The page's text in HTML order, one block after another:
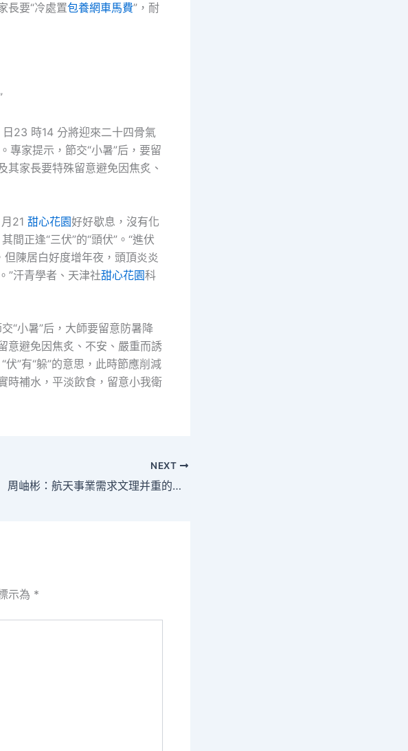
長要“冷處置包養網車馬費”，耐
日23 時14 分將迎來二十四骨氣
專家提示，節交“小暑”后，要留
其家長要特殊留意避免因焦炙、
21 甜心花園好好歇息，沒有化
其間正逢“三伏”的“頭伏”。“進伏
陳居白好度增年夜，頭頂炎炎
”汗青學者、天津社甜心花園科
“小暑”后，大師要留意防暑降
意避免因焦炙、不安、嚴重而誘
”有“躲”的意思，此時節應削減
時補水，平淡飲食，留意小我衛
NEXT
周岫彬：航天事業需求文理并重的創新臺包養網站比擬人才
示為 *